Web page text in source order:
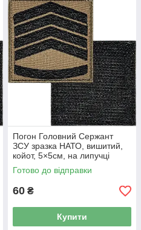
Погон Головний Сержант
ЗСУ зразка НАТО, вишитий,
койот, 5×5см, на липучці
Готово до відправки
60 ₴
Купити